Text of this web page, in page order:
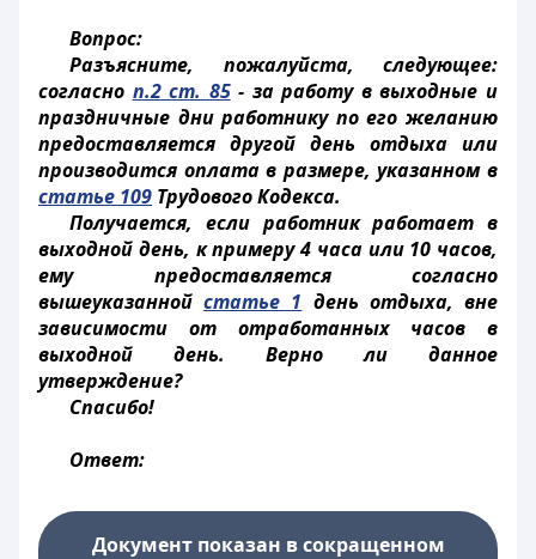
Вопрос:
Разъясните, пожалуйста, следующее:
согласно п.2 ст. 85- за работу в выходные и
праздничные дни работнику по его желанию
предоставляется другой день отдыха или
производится оплата в размере, указанном в
статье 109 Трудового Кодекса.
Получается, если работник работает в
выходной день, к примеру 4 часа или 10 часов,
ему предоставляется согласно
вышеуказаннойстатье 1 день отдыха, вне
зависимости от отработанных часов в
выходной день. Верно ли данное
утверждение?
Спасибо!
Ответ:
Документ показан в сокращенном